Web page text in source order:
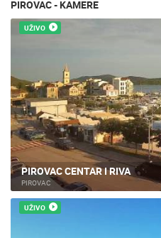
PIROVAC - KAMERE
UŽIVO
PIROVAC CENTAR I RIVA
PIROVAC
UŽIVO